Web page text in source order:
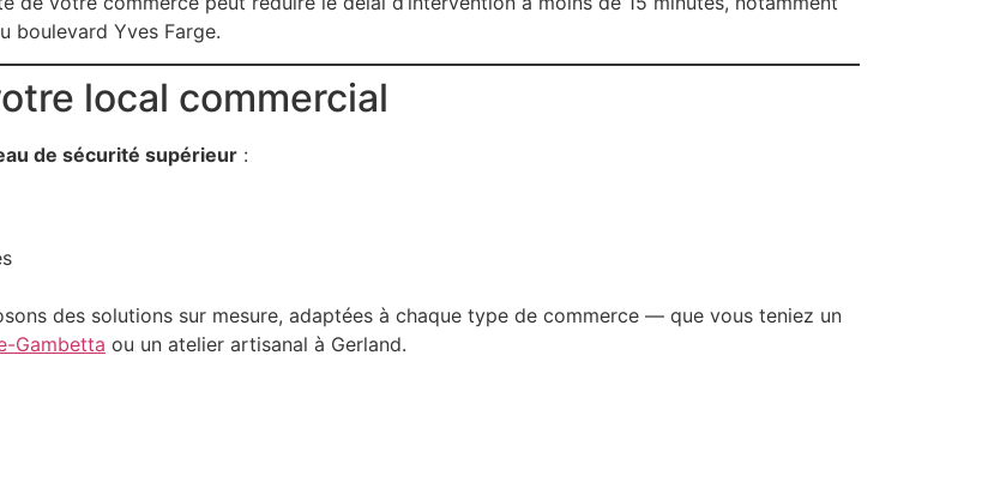
boulevard Yves Farge.
local commercial
de sécurité supérieur :
des solutions sur mesure, adaptées à chaque type de commerce — que vous teniez un
Gambetta ou un atelier artisanal à Gerland.